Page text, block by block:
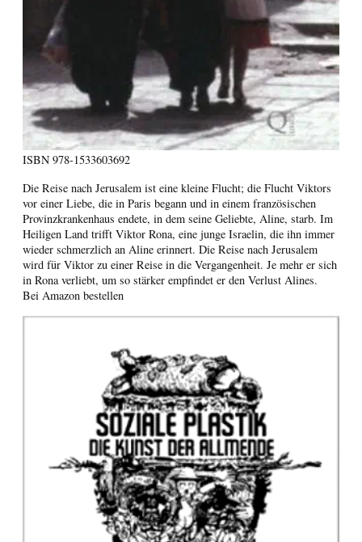
ISBN 978-1533603692
Die Reise nach Jerusalem ist eine kleine Flucht; die Flucht Viktors
vor einer Liebe, die in Paris begann und in einem französischen
Provinzkrankenhaus endete, in dem seine Geliebte, Aline, starb. Im
Heiligen Land trifft Viktor Rona, eine junge Israelin, die ihn immer
wieder schmerzlich an Aline erinnert. Die Reise nach Jerusalem
wird für Viktor zu einer Reise in die Vergangenheit. Je mehr er sich
in Rona verliebt, um so stärker empfindet er den Verlust Alines.
Bei Amazon bestellen